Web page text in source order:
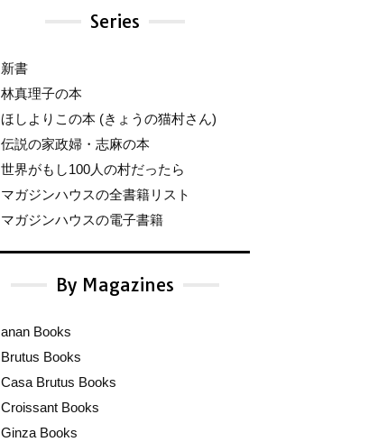
Series
新書
林真理子の本
ほしよりこの本 (きょうの猫村さん)
伝説の家政婦・志麻の本
世界がもし100人の村だったら
マガジンハウスの全書籍リスト
マガジンハウスの電子書籍
By Magazines
anan Books
Brutus Books
Casa Brutus Books
Croissant Books
Ginza Books